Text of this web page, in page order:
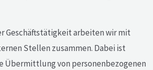
Geschäftstätigkeit arbeiten wir mit
Stellen zusammen. Dabei ist
Übermittlung von personenbezogenen